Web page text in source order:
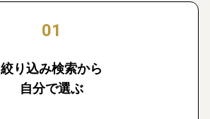
01
絞り込み検索から
自分で選ぶ